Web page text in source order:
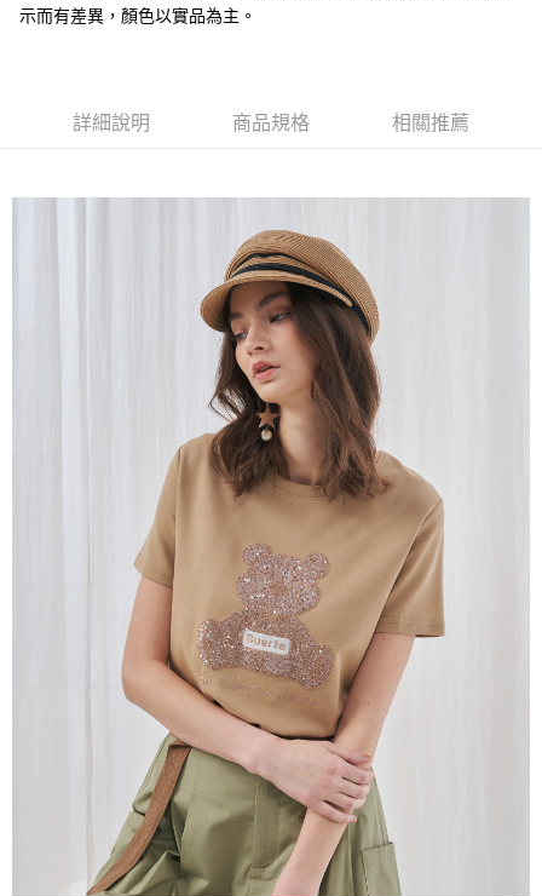
全盈+PAY
【大哥付你分期使用說明】
1.本服務由台灣大哥大提供，台灣大哥大用戶可立即使用無須另外申請。
成交易。
4.訂單成立30分鐘內，如未前往確認交易或遇審核未通過，訂單將自動取
消。如遇「轉專審核」未通過狀況，表示未達大哥付你分期系統評分，恕無
1.分期款項不併入電信帳單，「大哥付你分期」於每月結算日後寄送繳費提
2.透過簡訊連結打開帳單後，可選擇「超商條碼／台灣大直營門市／銀行轉
帳／街口支付／iPASS MONEY」等通路繳費。
1.本服務係由「台灣大哥大股份有限公司」（以下簡稱本公司）所提供，讓
用戶於交易時，得透過本服務購買商品或服務，並由商店將買賣／分期付款
買賣價金債權讓與本公司後，依約使用本公司帳單繳交帳款。
2.基於同意付款使用「大哥付你分期」之契約關係目的，商店將以您的個人
資料（包含姓名、電話或地址）提供予台灣大哥大進項蒐集、處理及利用，
由本公司與您本人進行分期帳單所需資料之確認、核對及更正。
3.完整用戶服務條款，請詳閱以下連結：https://oppay.tw/userRule
AFTEE先享後付
１．簡單：不需註冊會員、不需綁卡、不需儲值。
２．便利：只要手機號碼，簡訊認證，即可結帳。
３．安心：先確認商品／服務後，再付款。
【「AFTEE先享後付」結帳流程】
１．於結帳方式選擇「AFTEE先享後付」後，將跳轉至「AFTEE先享後付」
結帳頁面，進行簡訊認證並確認金額後，即可完成結帳。
２．訂單成立數日內，您將收到繳費通知簡訊。
３．收到繳費通知簡訊後14天內，點擊此簡訊中的連結，可透過四大超商／
ATM／網路銀行／等多元方式進行付款，方視為交易完成。
※ 請注意：結帳手續完成當下不需立刻繳費，但若您需要取消訂單，請聯絡
購買商品的店家。未經商家同意取消之訂單仍視為有效，需透過AFTEE先享
後付繳納相關費用。
※ 交易是否成功請以「AFTEE先享後付 」之結帳頁面顯示為準，若有關於
是否繳費成功／繳費後需取消欲退款等相關疑問，請聯繫「AFTEE先享後付
https://netprotections.freshdesk.com/support/home
１．透過由恩沛科技股份有限公司提供之「AFTEE先享後付」服務完成之交
易，需依本服務之必要範圍內提供個人資料，並將交易相關給付款項請求債
權轉讓予恩沛科技股份有限公司。
２．關於個人資料處理事宜，請瀏覽以下網址：
https://aftee.tw/terms/#terms3
３．未成年的使用者請事先徵得法定代理人或監護人之同意方可使用
「AFTEE先享後付」，若未經同意申辦者引起之損失，本公司不負相關責
４．使用「AFTEE先享後付」時，將依據個別帳號之用戶狀況，依本公司即
時審查核予不同之上限額度；若仍有額度不足之情形，本公司將視審查結果
請求用戶進行身份認證。
５．嚴禁一人註冊多個帳號或使用他人資訊註冊。若發現惡意使用之情形，
每筆NT$120，滿NT$2,000(含以上)免運費
每筆NT$120，滿NT$2,000(含以上)免運費
每筆NT$120，滿NT$2,000(含以上)免運費
示而有差異，顏色以實品為主。
詳細說明 商品規格 相關推薦